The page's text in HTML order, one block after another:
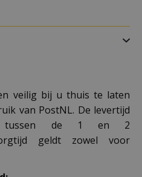
veilig bij u thuis te laten
van PostNL. De levertijd
tussen de 1 en 2
geldt zowel voor